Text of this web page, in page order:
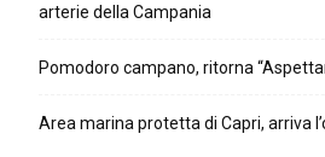
arterie della Campania
Pomodoro campano, ritorna
Area marina protetta di Capri, arriva